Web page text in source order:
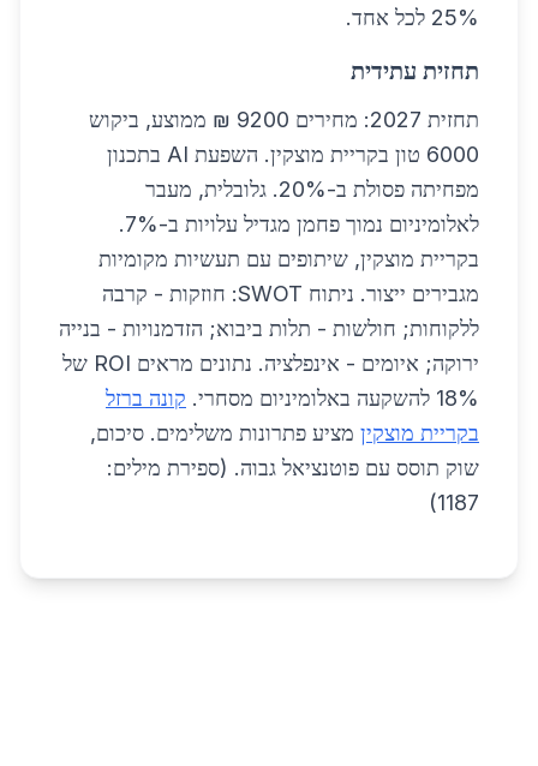
25% לכל אחד.
תחזית עתידית
תחזית 2027: מחירים 9200 ₪ ממוצע, ביקוש
6000 טון בקריית מוצקין. השפעת AI בתכנון
מפחיתה פסולת ב-20%. גלובלית, מעבר
לאלומיניום נמוך פחמן מגדיל עלויות ב-7%.
בקריית מוצקין, שיתופים עם תעשיות מקומיות
מגבירים ייצור. ניתוח SWOT: חוזקות - קרבה
ללקוחות; חולשות - תלות ביבוא; הזדמנויות - בנייה
ירוקה; איומים - אינפלציה. נתונים מראים ROI של
18% להשקעה באלומיניום מסחרי.
קונה ברזל
בקריית מוצקין מציע פתרונות משלימים. סיכום,
שוק תוסס עם פוטנציאל גבוה. (ספירת מילים:
1187)